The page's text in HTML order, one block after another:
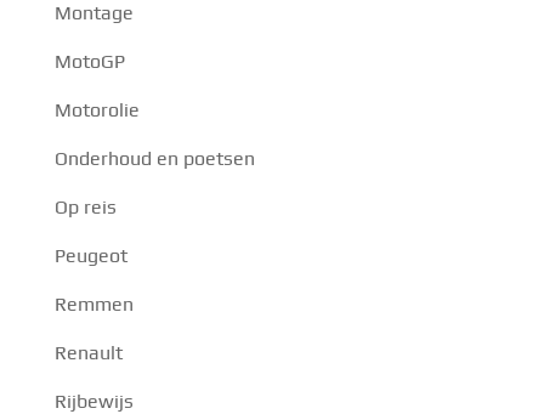
Montage
MotoGP
Motorolie
Onderhoud en poetsen
Op reis
Peugeot
Remmen
Renault
Rijbewijs